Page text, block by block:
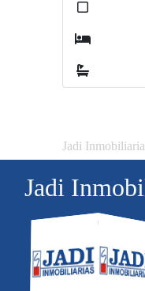
Jadi
Jadi